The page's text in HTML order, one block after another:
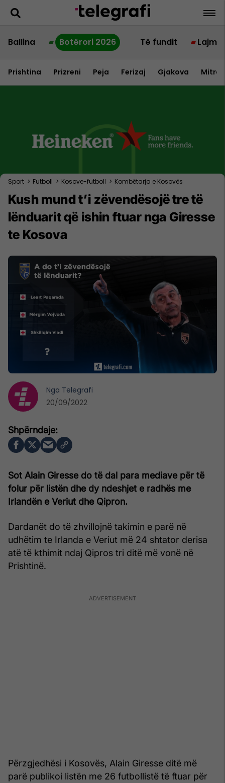
Ballina Botërori 2026 Të fundit Lajme
Prishtina Prizreni Peja Ferizaj Gjakova
Sport > Futboll > Kosove-futboll > Kombëtarja e Kosovës
Kush mund t’i zëvendësojë tre të
lënduarit që ishin ftuar nga Giresse
te Kosova
Sot Alain Giresse do të dal para mediave për të
folur për listën dhe dy ndeshjet e radhës me
Irlandën e Veriut dhe Qipron.
Dardanët do të zhvillojnë takimin e parë në
udhëtim te Irlanda e Veriut më 24 shtator derisa
atë të kthimit ndaj Qipros tri ditë më vonë në
Prishtinë.
Përzgjedhësi i Kosovës, Alain Giresse ditë më
parë publikoi listën me 26 futbollistë të ftuar për
Nga Telegrafi
20/09/2022